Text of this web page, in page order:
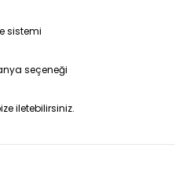
sistemi
seçeneği
iletebilirsiniz.